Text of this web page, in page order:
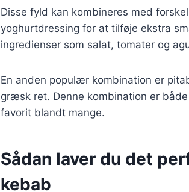
Disse fyld kan kombineres med
yoghurtdressing for at tilføje ekstra
ingredienser som salat, tomater og
En anden populær kombination er
græsk ret. Denne kombination er
favorit blandt mange.
Sådan laver du det
kebab